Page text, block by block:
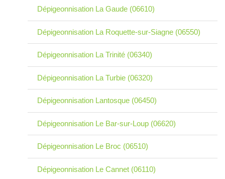
Dépigeonnisation La Gaude (06610)
Dépigeonnisation La Roquette-sur-Siagne (06550)
Dépigeonnisation La Trinité (06340)
Dépigeonnisation La Turbie (06320)
Dépigeonnisation Lantosque (06450)
Dépigeonnisation Le Bar-sur-Loup (06620)
Dépigeonnisation Le Broc (06510)
Dépigeonnisation Le Cannet (06110)